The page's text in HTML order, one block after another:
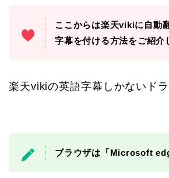
ここからは楽天vikiに自動
字幕を付ける方法をご紹介
楽天vikiの英語字幕しかないドラ
ブラウザは「Microsoft